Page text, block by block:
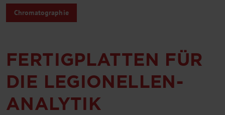
Chromatographie
FERTIGPLATTEN FÜR
DIE LEGIONELLEN-
ANALYTIK